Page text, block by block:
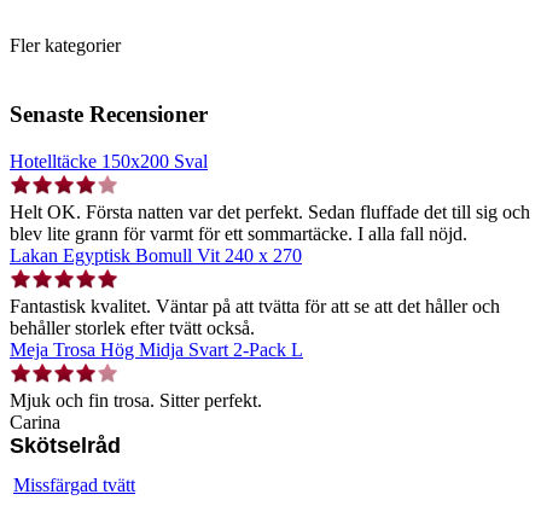
Fler kategorier
Senaste Recensioner
Hotelltäcke 150x200 Sval
Helt OK. Första natten var det perfekt. Sedan fluffade det till sig och
blev lite grann för varmt för ett sommartäcke. I alla fall nöjd.
Lakan Egyptisk Bomull Vit 240 x 270
Fantastisk kvalitet. Väntar på att tvätta för att se att det håller och
behåller storlek efter tvätt också.
Meja Trosa Hög Midja Svart 2-Pack L
Mjuk och fin trosa. Sitter perfekt.
Carina
Skötselråd
Missfärgad tvätt